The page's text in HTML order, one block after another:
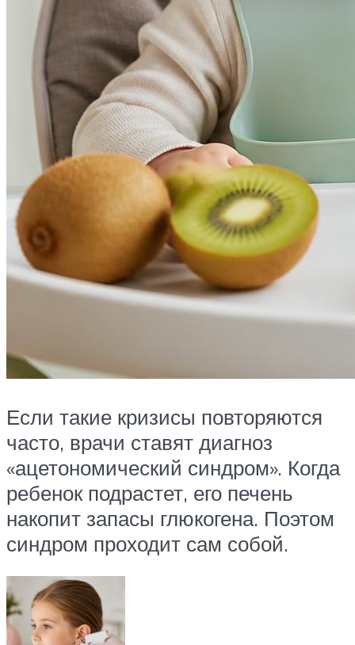
Если такие кризисы повторяются
часто, врачи ставят диагноз
«ацетономический синдром». Когда
ребенок подрастет, его печень
накопит запасы глюкогена. Поэтом
синдром проходит сам собой.